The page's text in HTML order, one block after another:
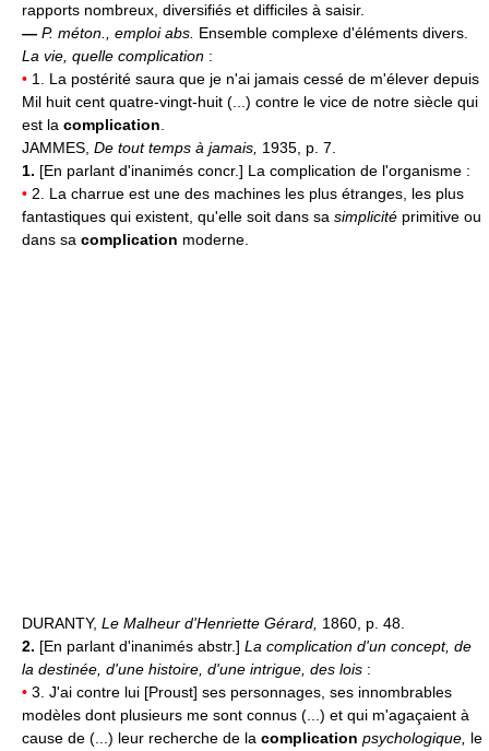
rapports nombreux, diversifiés et difficiles à saisir.
— P. méton., emploi abs. Ensemble complexe d'éléments divers.
La vie, quelle complication :
• 1. La postérité saura que je n'ai jamais cessé de m'élever depuis
Mil huit cent quatre-vingt-huit (...) contre le vice de notre siècle qui
est la complication
JAMMES, De tout temps à jamais, 1935, p. 7.
1. [En parlant d'inanimés concr.] La complication de l'organisme :
• 2. La charrue est une des machines les plus étranges, les plus
fantastiques qui existent, qu'elle soit dans sa simplicité primitive ou
dans sa complication moderne.
DURANTY, Le Malheur d'Henriette Gérard, 1860, p. 48.
2. [En parlant d'inanimés abstr.] La complication d'un concept, de
la destinée, d'une histoire, d'une intrigue, des lois :
• 3. J'ai contre lui [Proust] ses personnages, ses innombrables
modèles dont plusieurs me sont connus (...) et qui m'agaçaient à
cause de (...) leur recherche de la complication psychologique, le